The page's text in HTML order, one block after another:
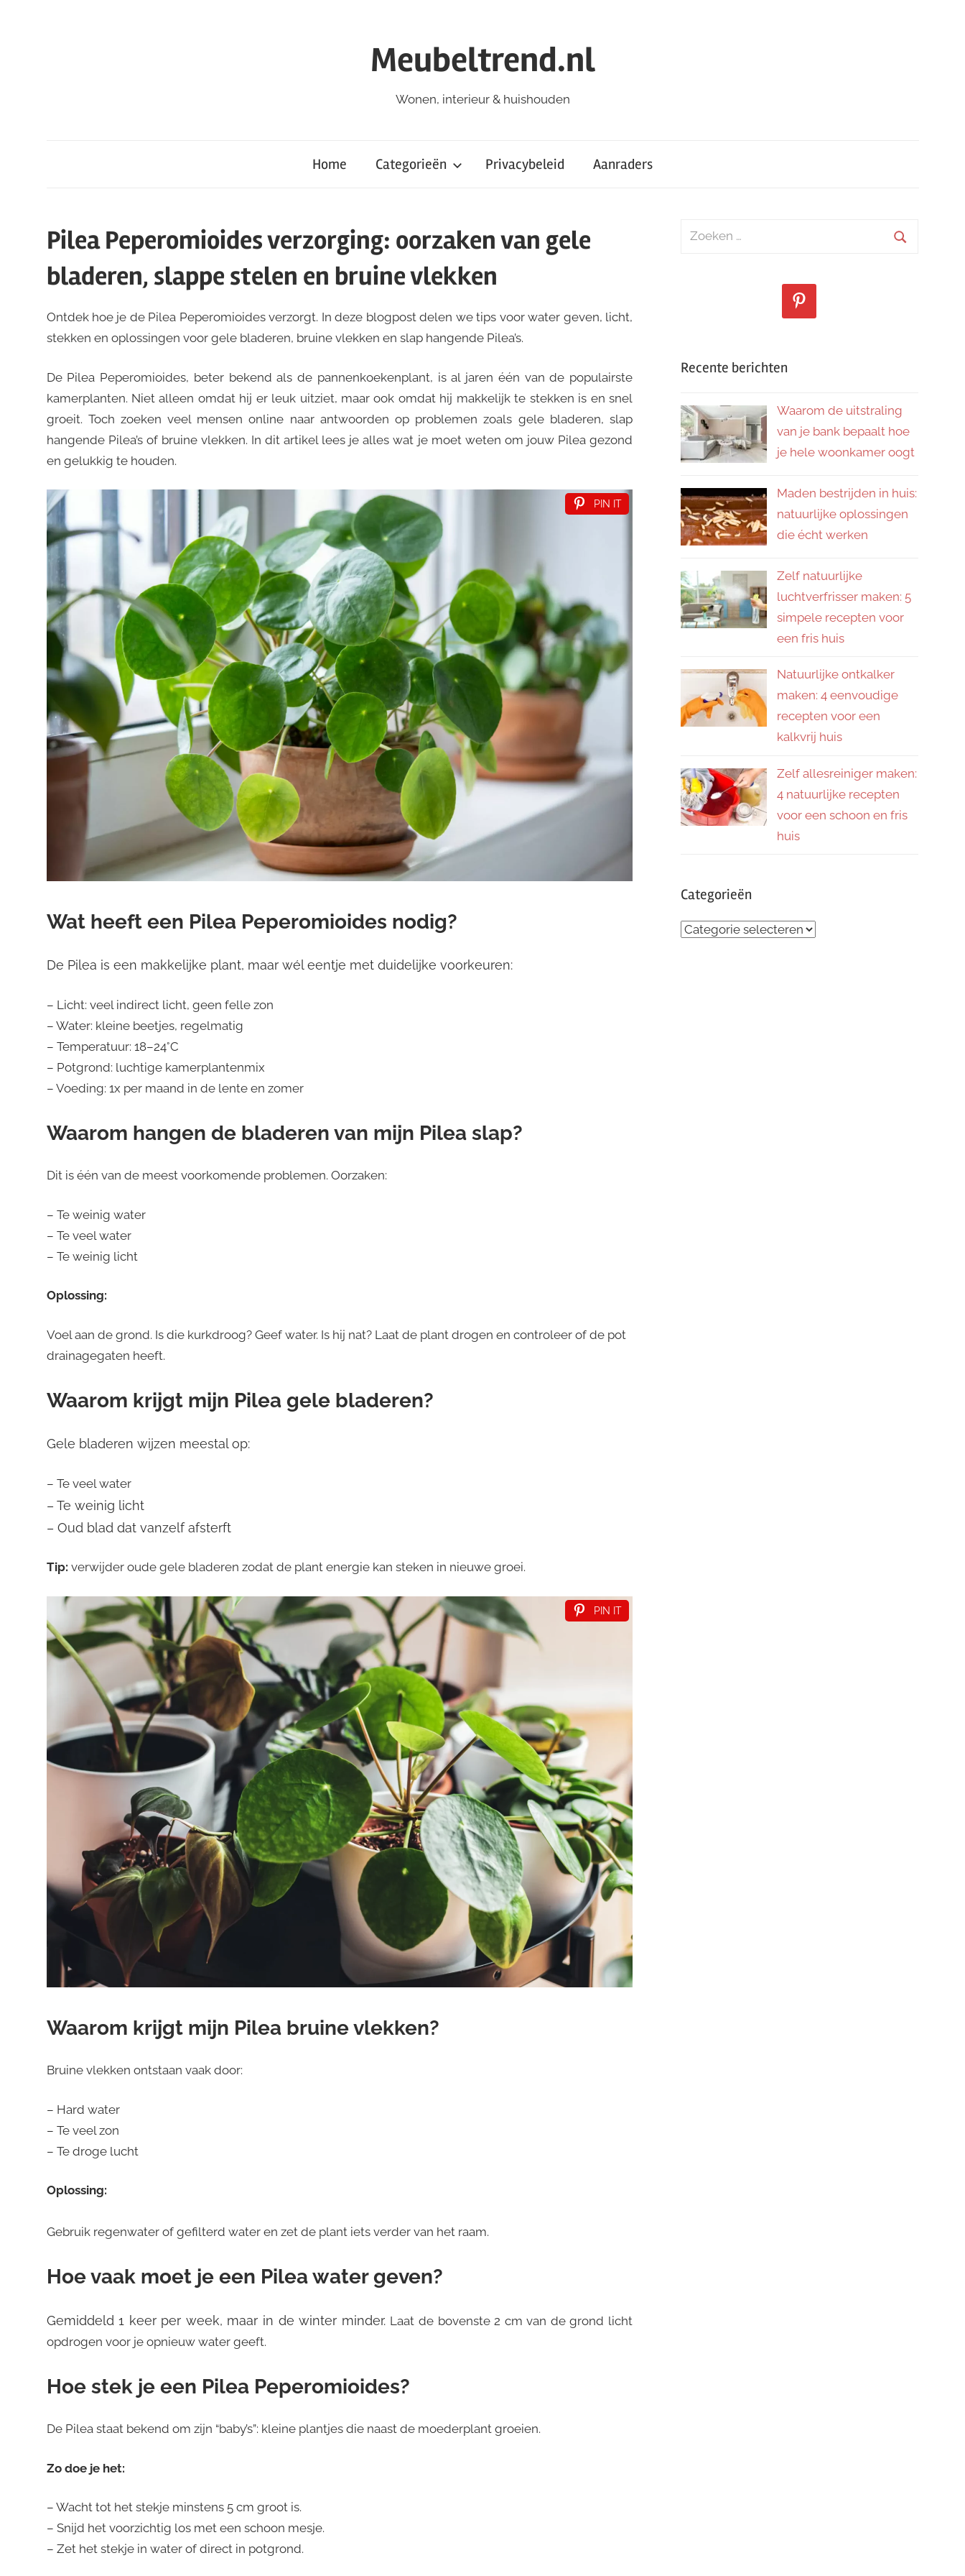
Meubeltrend.nl
Wonen, interieur & huishouden
Home Categorieën Privacybeleid Aanraders
Pilea Peperomioides verzorging: oorzaken van gele
bladeren, slappe stelen en bruine vlekken
Ontdek hoe je de Pilea Peperomioides verzorgt. In deze blogpost delen we tips voor water geven, licht,
stekken en oplossingen voor gele bladeren, bruine vlekken en slap hangende Pilea’s.
De Pilea Peperomioides, beter bekend als de pannenkoekenplant, is al jaren één van de populairste
kamerplanten. Niet alleen omdat hij er leuk uitziet, maar ook omdat hij makkelijk te stekken is en snel
groeit. Toch zoeken veel mensen online naar antwoorden op problemen zoals gele bladeren, slap
hangende Pilea’s of bruine vlekken. In dit artikel lees je alles wat je moet weten om jouw Pilea gezond
en gelukkig te houden.
PIN IT
Wat heeft een Pilea Peperomioides nodig?
De Pilea is een makkelijke plant, maar wél eentje met duidelijke voorkeuren:
– Licht: veel indirect licht, geen felle zon
– Water: kleine beetjes, regelmatig
– Temperatuur: 18–24°C
– Potgrond: luchtige kamerplantenmix
– Voeding: 1x per maand in de lente en zomer
Waarom hangen de bladeren van mijn Pilea slap?
Dit is één van de meest voorkomende problemen. Oorzaken:
– Te weinig water
– Te veel water
– Te weinig licht
Oplossing:
Voel aan de grond. Is die kurkdroog? Geef water. Is hij nat? Laat de plant drogen en controleer of de pot
drainagegaten heeft.
Waarom krijgt mijn Pilea gele bladeren?
Gele bladeren wijzen meestal op:
– Te veel water
– Te weinig licht
– Oud blad dat vanzelf afsterft
Tip: verwijder oude gele bladeren zodat de plant energie kan steken in nieuwe groei.
PIN IT
Waarom krijgt mijn Pilea bruine vlekken?
Bruine vlekken ontstaan vaak door:
– Hard water
– Te veel zon
– Te droge lucht
Oplossing:
Gebruik regenwater of gefilterd water en zet de plant iets verder van het raam.
Hoe vaak moet je een Pilea water geven?
Gemiddeld 1 keer per week, maar in de winter minder. Laat de bovenste 2 cm van de grond licht
opdrogen voor je opnieuw water geeft.
Hoe stek je een Pilea Peperomioides?
De Pilea staat bekend om zijn “baby’s”: kleine plantjes die naast de moederplant groeien.
Zo doe je het:
– Wacht tot het stekje minstens 5 cm groot is.
– Snijd het voorzichtig los met een schoon mesje.
– Zet het stekje in water of direct in potgrond.
Zoeken
Recente berichten
Waarom de uitstraling
van je bank bepaalt hoe
je hele woonkamer oogt
Maden bestrijden in huis:
natuurlijke oplossingen
die écht werken
Zelf natuurlijke
luchtverfrisser maken: 5
simpele recepten voor
een fris huis
Natuurlijke ontkalker
maken: 4 eenvoudige
recepten voor een
kalkvrij huis
Zelf allesreiniger maken:
4 natuurlijke recepten
voor een schoon en fris
huis
Categorieën
Categorieën